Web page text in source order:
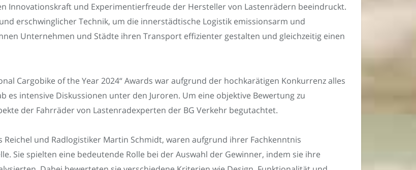
Innovationskraft und Experimentierfreude der Hersteller von Lastenrädern beeindruckt.
erschwinglicher Technik, um die innerstädtische Logistik emissionsarm und
Unternehmen und Städte ihren Transport effizienter gestalten und gleichzeitig einen
Cargobike of the Year 2024“ Awards war aufgrund der hochkarätigen Konkurrenz alles
es intensive Diskussionen unter den Juroren. Um eine objektive Bewertung zu
der Fahrräder von Lastenradexperten der BG Verkehr begutachtet.
Reichel und Radlogistiker Martin Schmidt, waren aufgrund ihrer Fachkenntnis
Sie spielten eine bedeutende Rolle bei der Auswahl der Gewinner, indem sie ihre